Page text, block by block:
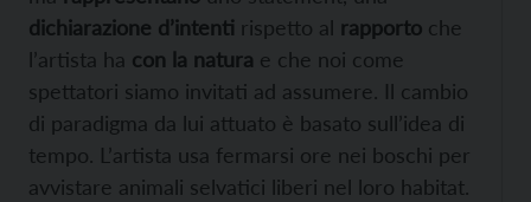
dichiarazione d’intenti rispetto al rapporto che
l’artista ha con la natura e che noi come
spettatori siamo invitati ad assumere. Il cambio
di paradigma da lui attuato è basato sull’idea di
tempo. L’artista usa fermarsi ore nei boschi per
avvistare animali selvatici liberi nel loro habitat.